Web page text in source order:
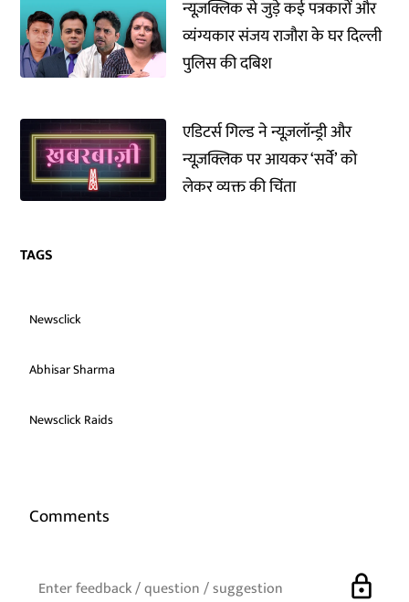
न्यूज़क्लिक से जुड़े कई पत्रकारों और
व्यंग्यकार संजय राजौरा के घर दिल्ली
पुलिस की दबिश
एडिटर्स गिल्ड ने न्यूज़लॉन्ड्री और
न्यूज़क्लिक पर आयकर ‘सर्वे’ को
लेकर व्यक्त की चिंता
TAGS
Newsclick
Abhisar Sharma
Newsclick Raids
Comments
lock